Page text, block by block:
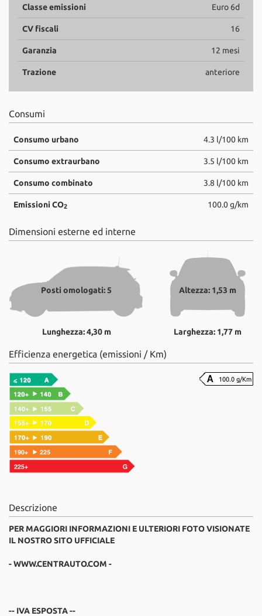
Classe emissioni Euro 6d
CV fiscali 16
Garanzia 12 mesi
Trazione anteriore
Consumi
Consumo urbano 4.3 l/100 km
Consumo extraurbano 3.5 l/100 km
Consumo combinato 3.8 l/100 km
Emissioni CO2 100.0 g/km
Dimensioni esterne ed interne
Posti omologati: 5
Lunghezza: 4,30 m
Altezza: 1,53 m
Larghezza: 1,77 m
Efficienza energetica (emissioni / Km)
100.0 g/Km
Descrizione
PER MAGGIORI INFORMAZIONI E ULTERIORI FOTO VISIONATE
IL NOSTRO SITO UFFICIALE
- WWW.CENTRAUTO.COM -
-- IVA ESPOSTA --